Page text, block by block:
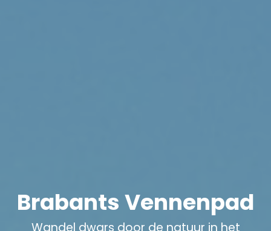
Brabants Vennenpad
Wandel dwars door de natuur in het